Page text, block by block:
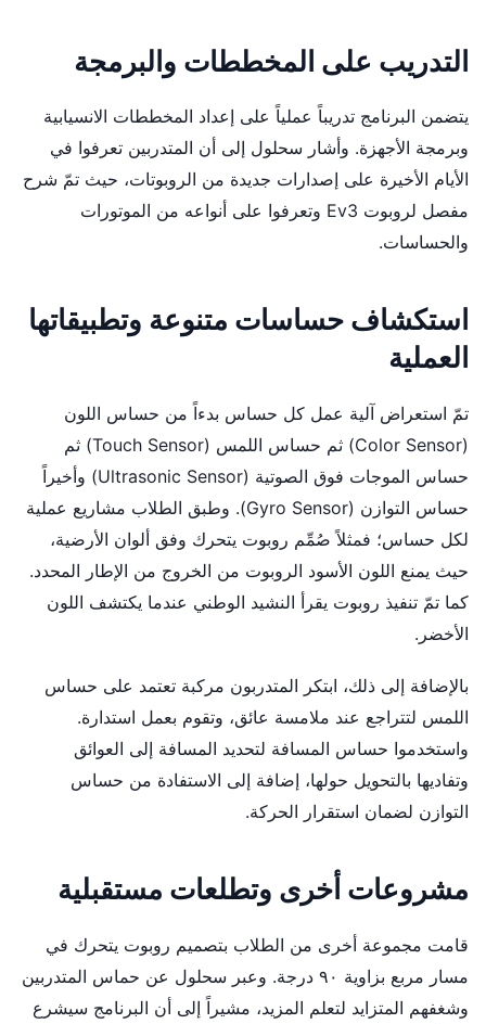
التدريب على المخططات والبرمجة
يتضمن البرنامج تدريباً عملياً على إعداد المخططات الانسيابية
وبرمجة الأجهزة. وأشار سحلول إلى أن المتدربين تعرفوا في
الأيام الأخيرة على إصدارات جديدة من الروبوتات، حيث تمّ شرح
مفصل لروبوت Ev3 وتعرفوا على أنواعه من الموتورات
والحساسات.
استكشاف حساسات متنوعة وتطبيقاتها
العملية
تمّ استعراض آلية عمل كل حساس بدءاً من حساس اللون
(Color Sensor) ثم حساس اللمس (Touch Sensor) ثم
حساس الموجات فوق الصوتية (Ultrasonic Sensor) وأخيراً
حساس التوازن (Gyro Sensor). وطبق الطلاب مشاريع عملية
لكل حساس؛ فمثلاً صُمِّم روبوت يتحرك وفق ألوان الأرضية،
حيث يمنع اللون الأسود الروبوت من الخروج من الإطار المحدد.
كما تمّ تنفيذ روبوت يقرأ النشيد الوطني عندما يكتشف اللون
الأخضر.
بالإضافة إلى ذلك، ابتكر المتدربون مركبة تعتمد على حساس
اللمس لتتراجع عند ملامسة عائق، وتقوم بعمل استدارة.
واستخدموا حساس المسافة لتحديد المسافة إلى العوائق
وتفاديها بالتحويل حولها، إضافة إلى الاستفادة من حساس
التوازن لضمان استقرار الحركة.
مشروعات أخرى وتطلعات مستقبلية
قامت مجموعة أخرى من الطلاب بتصميم روبوت يتحرك في
مسار مربع بزاوية ٩٠ درجة. وعبر سحلول عن حماس المتدربين
وشغفهم المتزايد لتعلم المزيد، مشيراً إلى أن البرنامج سيشرع